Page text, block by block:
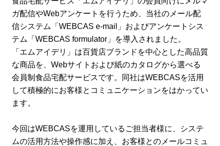
ガ配信やWebアンケートを行うため、当社のメール配
信システム「WEBCAS e-mail」およびアンケートシス
テム「WEBCAS formulator」を導入されました。
「エムアイデリ」は百貨店ブランドを中心とした高品質
な商品を、Webサイトおよび紙のカタログから選べる
会員制食品宅配サービスです。同社はWEBCASを活用
して積極的にお客様とコミュニケーションをはかってい
ます。
今回はWEBCASを運用しているご担当者様に、システ
ムの活用方法や操作感に加え、お客様とのメールコミュ